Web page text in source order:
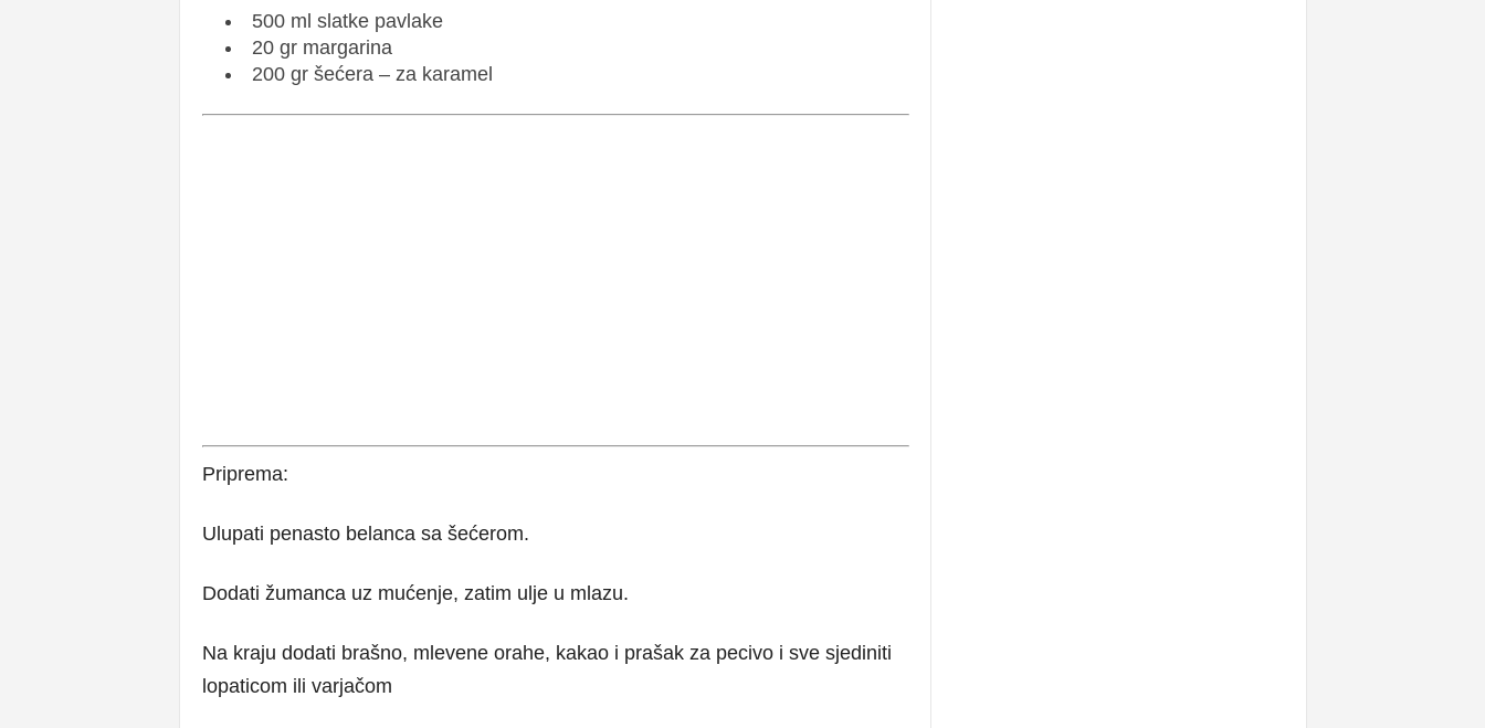
500 ml slatke pavlake
20 gr margarina
200 gr šećera – za karamel
Priprema:
Ulupati penasto belanca sa šećerom.
Dodati žumanca uz mućenje, zatim ulje u mlazu.
Na kraju dodati brašno, mlevene orahe, kakao i prašak za pecivo i sve sjediniti
lopaticom ili varjačom